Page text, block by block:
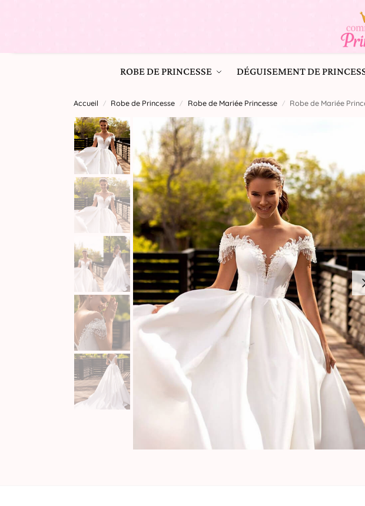
ROBE DE PRINCESSE DÉGUISEMENT DE
Accueil / Robe de Princesse / Robe de Mariée Princesse / Robe de Mariée